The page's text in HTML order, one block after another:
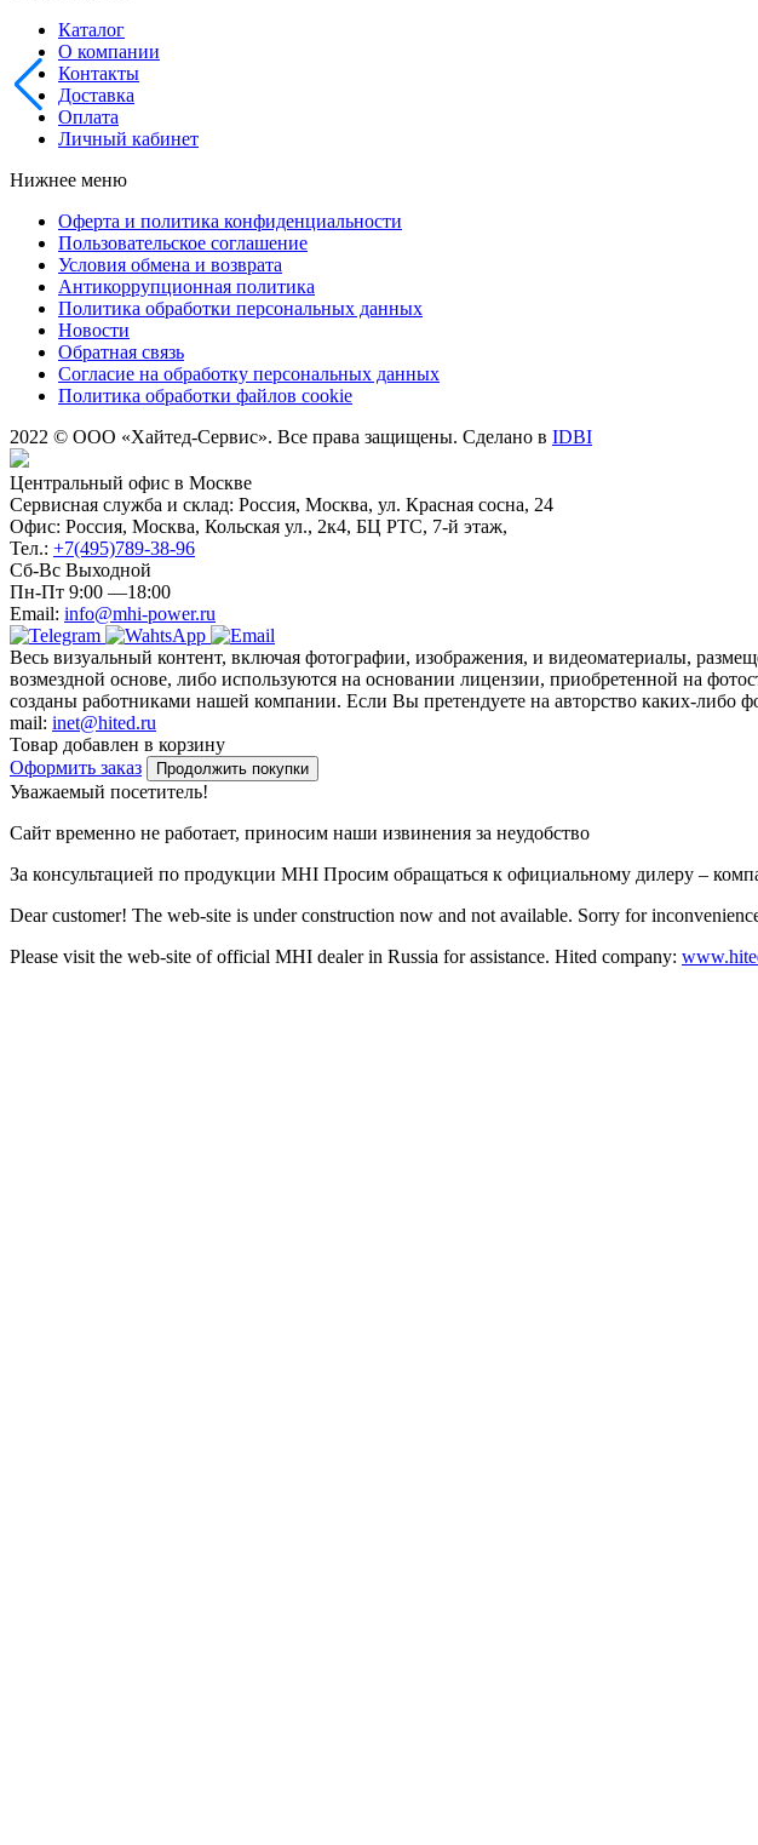
Каталог
О компании
Контакты
Доставка
Оплата
Личный кабинет
Нижнее меню
Оферта и политика конфиденциальности
Пользовательское соглашение
Условия обмена и возврата
Антикоррупционная политика
Политика обработки персональных данных
Новости
Обратная связь
Согласие на обработку персональных данных
Политика обработки файлов cookie
2022 © ООО «Хайтед-Сервис». Все права защищены. Сделано в IDBI
Центральный офис в Москве
Сервисная служба и склад: Россия, Москва, ул. Красная сосна, 24
Офис: Россия, Москва, Кольская ул., 2к4, БЦ РТС, 7-й этаж,
Тел.: +7(495)789-38-96
Сб-Вс Выходной
Пн-Пт 9:00 —18:00
Email: info@mhi-power.ru
Весь визуальный контент, включая фотографии, изображения, и видеоматериалы,
возмездной основе, либо используются на основании лицензии, приобретенной на
созданы работниками нашей компании. Если Вы претендуете на авторство каких-либо
mail: inet@hited.ru
Товар добавлен в корзину
Оформить заказ
Продолжить покупки
Уважаемый посетитель!
Сайт временно не работает, приносим наши извинения за неудобство
За консультацией по продукции MHI Просим обращаться к официальному дилеру –
Dear customer! The web-site is under construction now and not available. Sorry for
Please visit the web-site of official MHI dealer in Russia for assistance. Hited company: